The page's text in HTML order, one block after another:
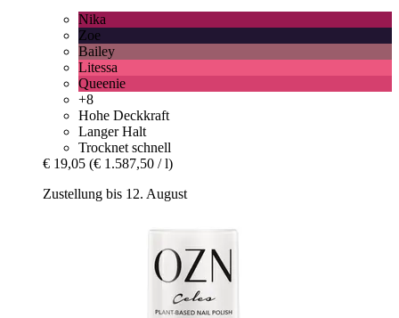
Nika
Zoe
Bailey
Litessa
Queenie
+8
Hohe Deckkraft
Langer Halt
Trocknet schnell
€ 19,05 (€ 1.587,50 / l)
Zustellung bis 12. August